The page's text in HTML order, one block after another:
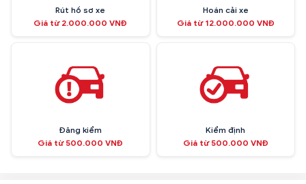
Rút hồ sơ xe
Giá từ 2.000.000 VNĐ
Hoán cải xe
Giá từ 12.000.000 VNĐ
Đăng kiểm
Giá từ 500.000 VNĐ
Kiểm định
Giá từ 500.000 VNĐ